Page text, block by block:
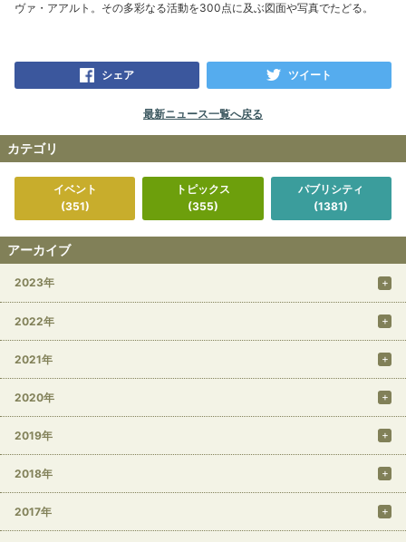
ヴァ・アアルト。その多彩なる活動を300点に及ぶ図面や写真でたどる。
シェア ツイート
最新ニュース一覧へ戻る
カテゴリ
イベント
(351)
トピックス
(355)
パブリシティ
(1381)
アーカイブ
2023年
2022年
2021年
2020年
2019年
2018年
2017年